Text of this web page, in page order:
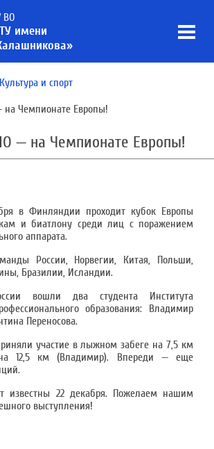
ВО
имени
Культура и спорт
Чемпионате Европы!
— на Чемпионате Европы!
в Финляндии проходит кубок Европы
и биатлону среди лиц с поражением
аппарата.
России, Норвегии, Китая, Польши,
Бразилии, Исландии.
вошли два студента Института
образования: Владимир
Переносова.
участие в лыжном забеге на 7,5 км
12,5 км (Владимир). Впереди — еще
известны 22 декабря. Пожелаем нашим
выступления!